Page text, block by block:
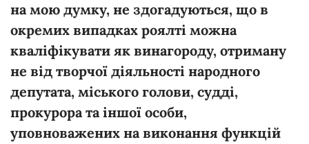
на мою думку, не здогадуються, що в
окремих випадках роялті можна
кваліфікувати як винагороду, отриману
не від творчої діяльності народного
депутата, міського голови, судді,
прокурора та іншої особи,
уповноважених на виконання функцій